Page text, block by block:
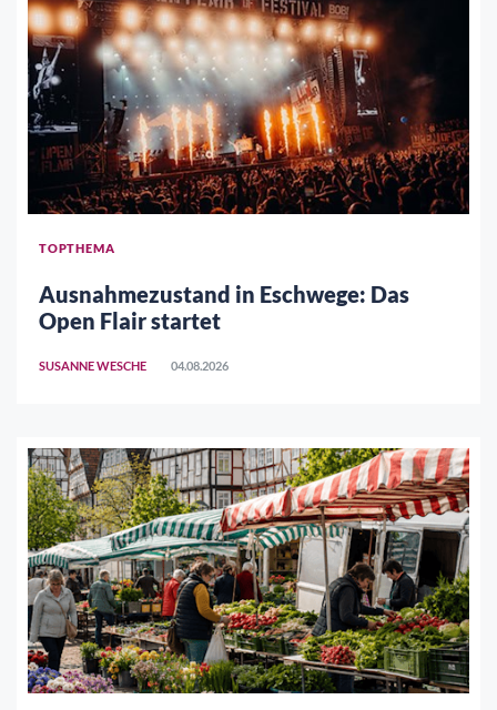
TOPTHEMA
Ausnahmezustand in Eschwege: Das
Open Flair startet
SUSANNE WESCHE 04.08.2026